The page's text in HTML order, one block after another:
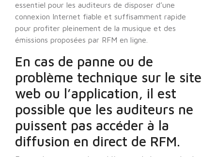
essentiel pour les auditeurs de disposer d’une
connexion Internet fiable et suffisamment rapide
pour profiter pleinement de la musique et des
émissions proposées par RFM en ligne.
En cas de panne ou de
problème technique sur le site
web ou l’application, il est
possible que les auditeurs ne
puissent pas accéder à la
diffusion en direct de RFM.